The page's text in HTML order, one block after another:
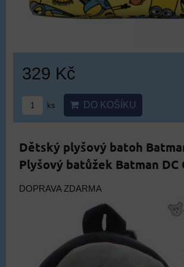
329 Kč
ks DO KOŠÍKU
Dětský plyšový batoh
Plyšový batůžek Batman DC
DOPRAVA ZDARMA